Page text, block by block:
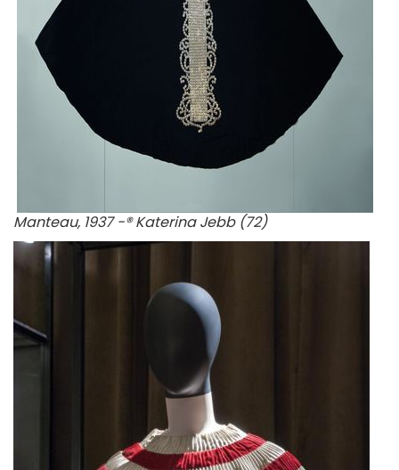
Manteau, 1937 -® Katerina Jebb (72)